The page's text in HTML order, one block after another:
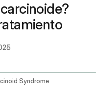
Syndrome